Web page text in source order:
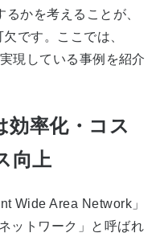
かを考えることが、
です。ここでは、
現している事例を紹介
効率化・コス
向上
Wide Area Network」
ットワーク」と呼ばれ